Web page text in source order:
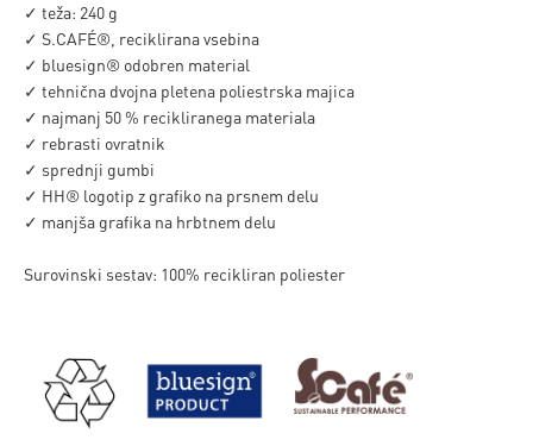
✓ teža: 240 g
✓ S.CAFÉ®, reciklirana vsebina
✓ bluesign® odobren material
✓ tehnična dvojna pletena poliestrska majica
✓ najmanj 50 % recikliranega materiala
✓ rebrasti ovratnik
✓ sprednji gumbi
✓ HH® logotip z grafiko na prsnem delu
✓ manjša grafika na hrbtnem delu
Surovinski sestav: 100% recikliran poliester